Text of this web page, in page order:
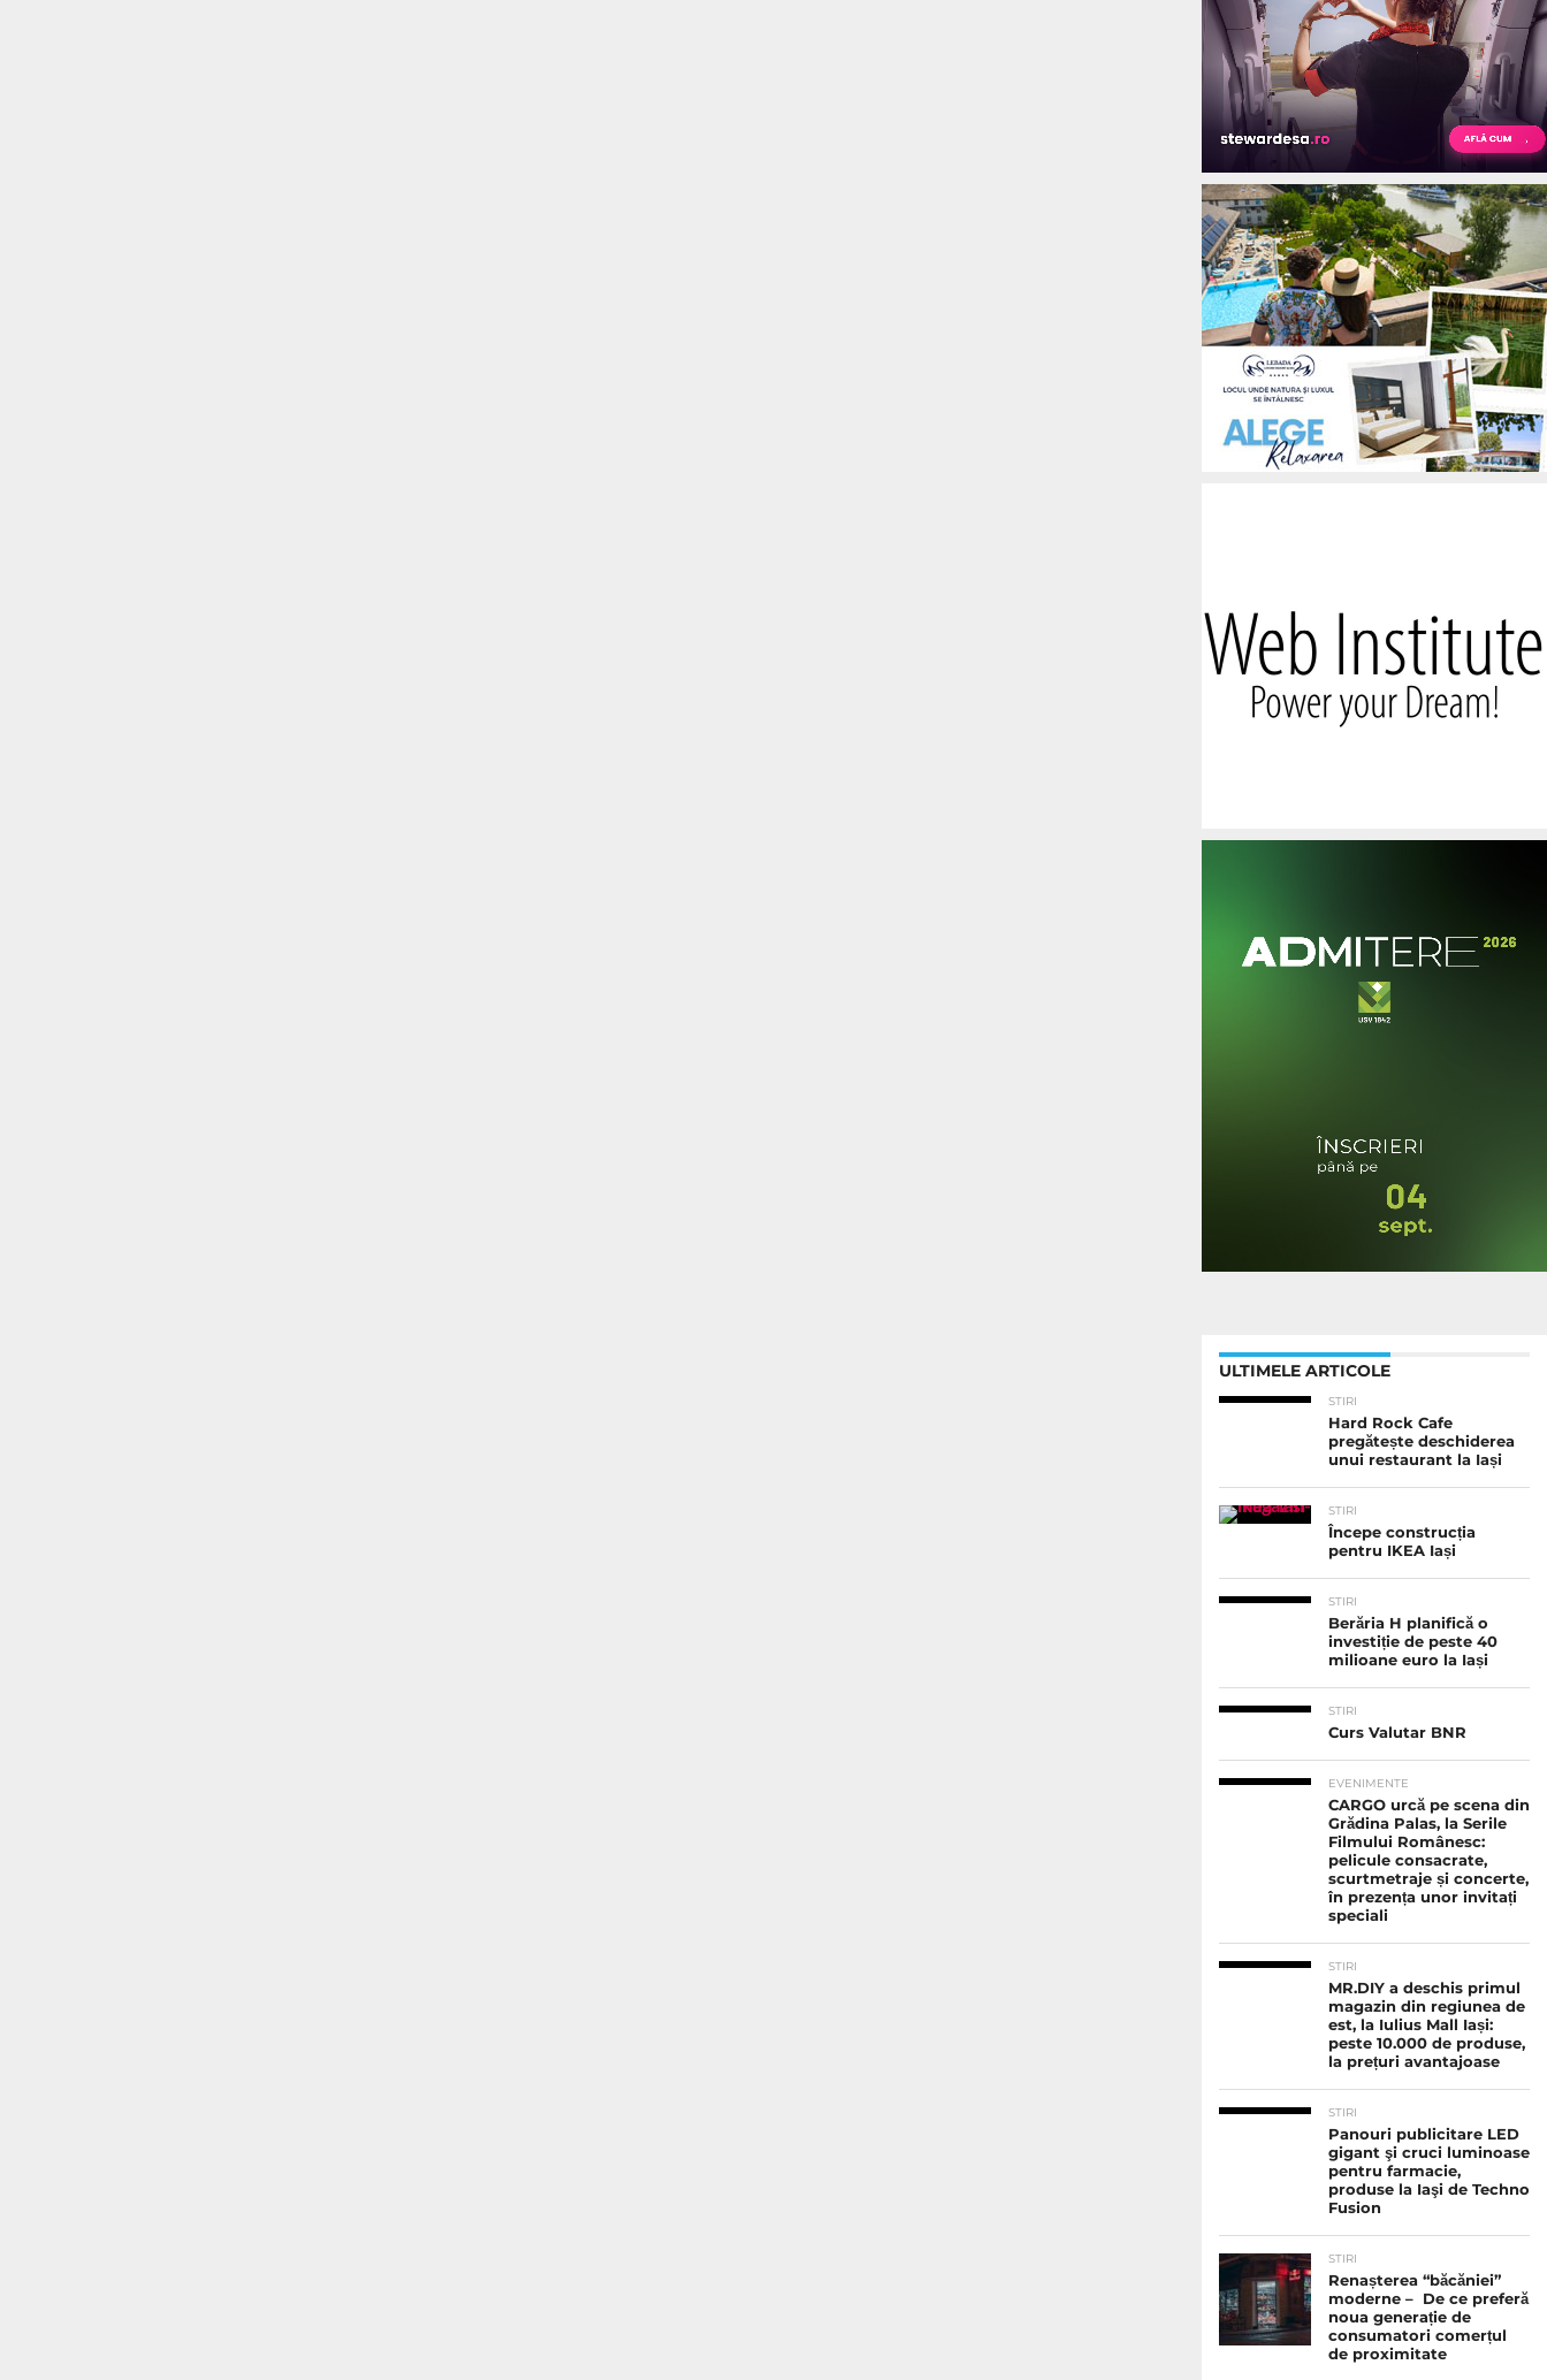
ULTIMELE ARTICOLE
STIRI
Hard Rock Cafe
pregătește deschiderea
unui restaurant la Iași
STIRI
Începe construcția
pentru IKEA Iași
STIRI
Berăria H planifică o
investiție de peste 40
milioane euro la Iași
STIRI
Curs Valutar BNR
EVENIMENTE
CARGO urcă pe scena din
Grădina Palas, la Serile
Filmului Românesc:
pelicule consacrate,
scurtmetraje și concerte,
în prezența unor invitați
speciali
STIRI
MR.DIY a deschis primul
magazin din regiunea de
est, la Iulius Mall Iași:
peste 10.000 de produse,
la prețuri avantajoase
STIRI
Panouri publicitare LED
gigant şi cruci luminoase
pentru farmacie,
produse la Iaşi de Techno
Fusion
STIRI
Renașterea “băcăniei”
moderne – De ce preferă
noua generație de
consumatori comerțul
de proximitate